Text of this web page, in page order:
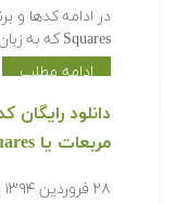
Squares که به زبان برنامه نویسی متلب پیاده…
ادامه مطلب
‫‫دانلود
مربعات یا Least Squares در متلب‬‬ — بخش ششم
۲۸ فروردین ۱۳۹۴